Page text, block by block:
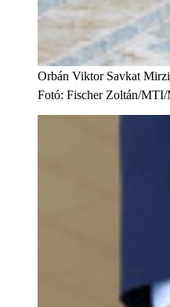
Orbán Viktor Savkat
Fotó: Fischer Zoltán/